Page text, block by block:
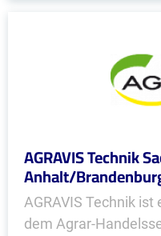
AGRAVIS Technik
Anhalt/
AGRAVIS Technik
dem Agrar-